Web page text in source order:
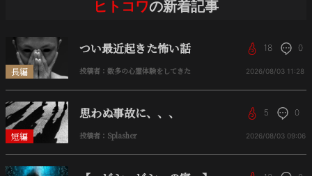
ヒトコワの新着記事
長編
つい最近起きた怖い話
投稿者：数多の心霊体験をしてきた
18 0
2026/08/03 11:28
短編
思わぬ事故に、、、
投稿者：Splasher
5 0
2026/08/03 09:06